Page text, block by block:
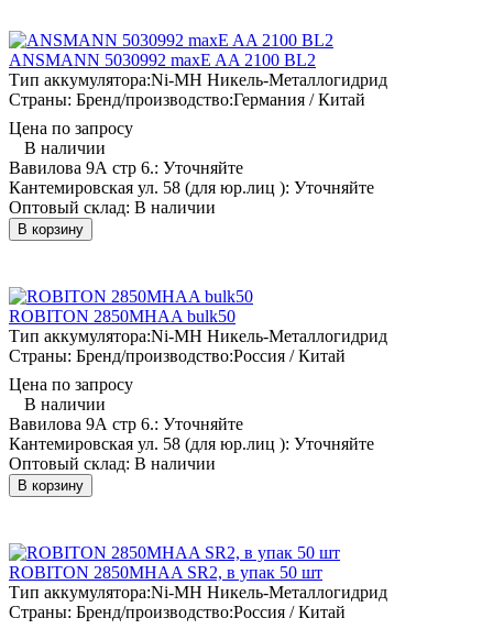
ANSMANN 5030992 maxE AA 2100 BL2
Тип аккумулятора:Ni-MH Никель-Металлогидрид
Страны: Бренд/производство:Германия / Китай
Цена по запросу
В наличии
Вавилова 9А стр 6.: Уточняйте
Кантемировская ул. 58 (для юр.лиц ): Уточняйте
Оптовый склад: В наличии
В корзину
ROBITON 2850MHAA bulk50
Тип аккумулятора:Ni-MH Никель-Металлогидрид
Страны: Бренд/производство:Россия / Китай
Цена по запросу
В наличии
Вавилова 9А стр 6.: Уточняйте
Кантемировская ул. 58 (для юр.лиц ): Уточняйте
Оптовый склад: В наличии
В корзину
ROBITON 2850MHAA SR2, в упак 50 шт
Тип аккумулятора:Ni-MH Никель-Металлогидрид
Страны: Бренд/производство:Россия / Китай